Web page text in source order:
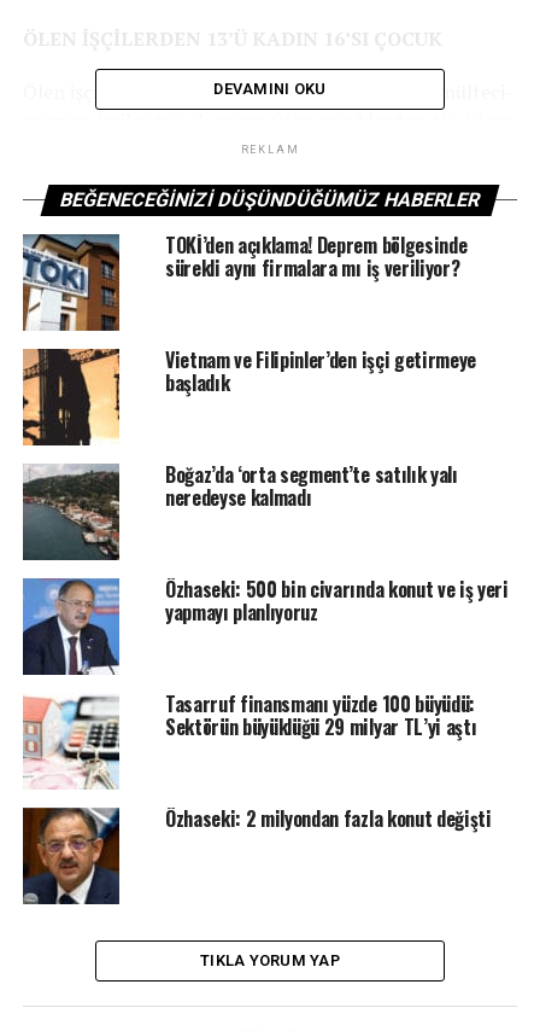
ÖLEN İŞÇİLERDEN 13’Ü KADIN 16’SI ÇOCUK
Ölen işçilerin 13’ü kadın, 16’sı çocuk ve dokuzu mülteci-
altı 12’si ise 15-17 yaş aralığında.
Raporda en çok iş cinayetinin yaşandığı sektörün 105
ölüm ile inşaat, yol işkolu olduğu bilgisi verilirken;
taşımacılıkta 58, tarım, orman işkolunda 39, metal
işkolunda 31, konaklama işkolunda 27 işçinin hayatını
kaybettiği belirtildi.
ETIKETLER
SONRAKI
Türkiye’nin Yeni Bir Konut Stratejisine İhtiyacı Var
ÖNCEKI
Çinli elektrikli kamyon üreticisi Windrose Technology
ABD’de halka arz için hazırlanıyor
DEVAMINI OKU
REKLAM
BEĞENECEĞINIZI DÜŞÜNDÜĞÜMÜZ HABERLER
TOKİ’den açıklama! Deprem bölgesinde
sürekli aynı firmalara mı iş veriliyor?
Vietnam ve Filipinler’den işçi getirmeye
başladık
Boğaz’da ‘orta segment’te satılık yalı
neredeyse kalmadı
Özhaseki: 500 bin civarında konut ve iş yeri
yapmayı planlıyoruz
Tasarruf finansmanı yüzde 100 büyüdü:
Sektörün büyüklüğü 29 milyar TL’yi aştı
Özhaseki: 2 milyondan fazla konut değişti
TIKLA YORUM YAP